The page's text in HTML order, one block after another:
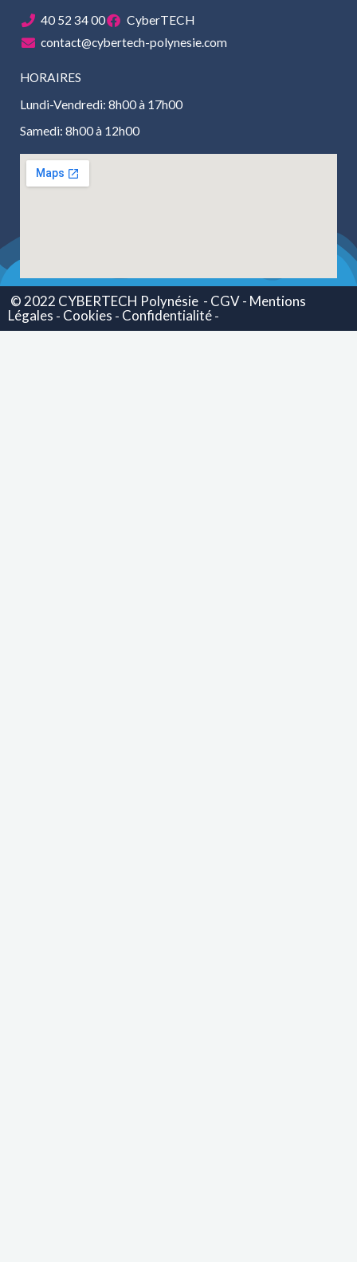
40 52 34 00
CyberTECH
contact@cybertech-polynesie.com
HORAIRES
Lundi-Vendredi: 8h00 à 17h00
Samedi: 8h00 à 12h00
© 2022 CYBERTECH Polynésie - CGV - Mentions
Légales - Cookies - Confidentialité -